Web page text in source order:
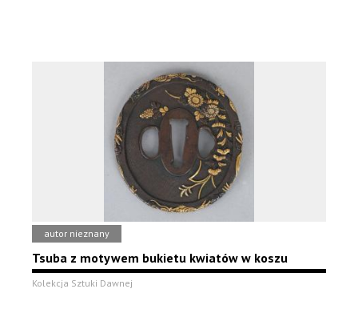
autor nieznany
Tsuba z motywem bukietu kwiatów w koszu
Kolekcja Sztuki Dawnej